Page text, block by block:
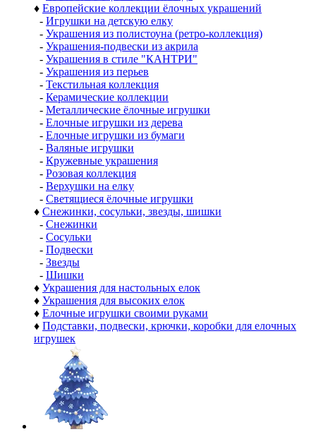
♦ Европейские коллекции ёлочных украшений
- Игрушки на детскую елку
- Украшения из полистоуна (ретро-коллекция)
- Украшения-подвески из акрила
- Украшения в стиле "КАНТРИ"
- Украшения из перьев
- Текстильная коллекция
- Керамические коллекции
- Металлические ёлочные игрушки
- Елочные игрушки из дерева
- Елочные игрушки из бумаги
- Валяные игрушки
- Кружевные украшения
- Розовая коллекция
- Верхушки на елку
- Светящиеся ёлочные игрушки
♦ Снежинки, сосульки, звезды, шишки
- Снежинки
- Сосульки
- Подвески
- Звезды
- Шишки
♦ Украшения для настольных елок
♦ Украшения для высоких елок
♦ Елочные игрушки своими руками
♦ Подставки, подвески, крючки, коробки для елочных
игрушек